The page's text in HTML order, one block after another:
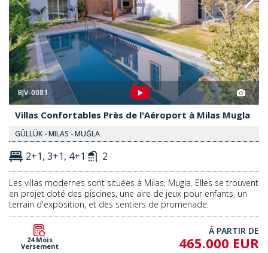
BJV-0081
Villas Confortables Près de l'Aéroport à Milas Mugla
GÜLLÜK - MILAS - MUĞLA
2+1, 3+1, 4+1 2
Les villas modernes sont situées à Milas, Mugla. Elles se trouvent
en projet doté des piscines, une aire de jeux pour enfants, un
terrain d'exposition, et des sentiers de promenade.
24 Mois
Versement
À PARTIR DE
465.000 EUR